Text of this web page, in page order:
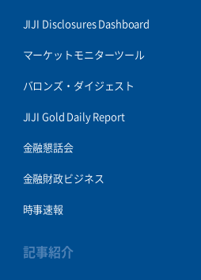
JIJI Disclosures Dashboard
マーケットモニターツール
バロンズ・ダイジェスト
JIJI Gold Daily Report
金融懇話会
金融財政ビジネス
時事速報
記事紹介